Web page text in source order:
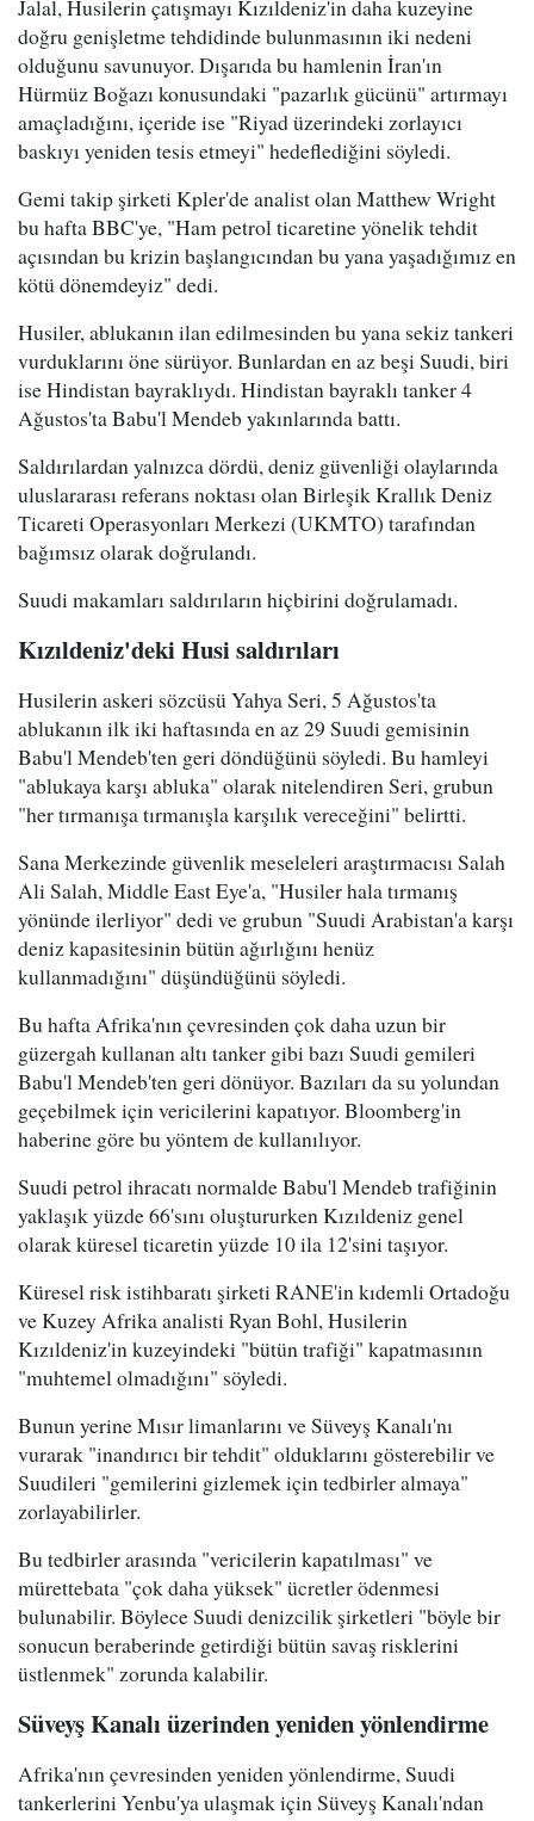
Jalal, Husilerin çatışmayı Kızıldeniz'in daha kuzeyine
doğru genişletme tehdidinde bulunmasının iki nedeni
olduğunu savunuyor. Dışarıda bu hamlenin İran'ın
Hürmüz Boğazı konusundaki "pazarlık gücünü" artırmayı
amaçladığını, içeride ise "Riyad üzerindeki zorlayıcı
baskıyı yeniden tesis etmeyi" hedeflediğini söyledi.
Gemi takip şirketi Kpler'de analist olan Matthew Wright
bu hafta BBC'ye, "Ham petrol ticaretine yönelik tehdit
açısından bu krizin başlangıcından bu yana yaşadığımız en
kötü dönemdeyiz" dedi.
Husiler, ablukanın ilan edilmesinden bu yana sekiz tankeri
vurduklarını öne sürüyor. Bunlardan en az beşi Suudi, biri
ise Hindistan bayraklıydı. Hindistan bayraklı tanker 4
Ağustos'ta Babu'l Mendeb yakınlarında battı.
Saldırılardan yalnızca dördü, deniz güvenliği olaylarında
uluslararası referans noktası olan Birleşik Krallık Deniz
Ticareti Operasyonları Merkezi (UKMTO) tarafından
bağımsız olarak doğrulandı.
Suudi makamları saldırıların hiçbirini doğrulamadı.
Kızıldeniz'deki Husi saldırıları
Husilerin askeri sözcüsü Yahya Seri, 5 Ağustos'ta
ablukanın ilk iki haftasında en az 29 Suudi gemisinin
Babu'l Mendeb'ten geri döndüğünü söyledi. Bu hamleyi
"ablukaya karşı abluka" olarak nitelendiren Seri, grubun
"her tırmanışa tırmanışla karşılık vereceğini" belirtti.
Sana Merkezinde güvenlik meseleleri araştırmacısı Salah
Ali Salah, Middle East Eye'a, "Husiler hala tırmanış
yönünde ilerliyor" dedi ve grubun "Suudi Arabistan'a karşı
deniz kapasitesinin bütün ağırlığını henüz
kullanmadığını" düşündüğünü söyledi.
Bu hafta Afrika'nın çevresinden çok daha uzun bir
güzergah kullanan altı tanker gibi bazı Suudi gemileri
Babu'l Mendeb'ten geri dönüyor. Bazıları da su yolundan
geçebilmek için vericilerini kapatıyor. Bloomberg'in
haberine göre bu yöntem de kullanılıyor.
Suudi petrol ihracatı normalde Babu'l Mendeb trafiğinin
yaklaşık yüzde 66'sını oluştururken Kızıldeniz genel
olarak küresel ticaretin yüzde 10 ila 12'sini taşıyor.
Küresel risk istihbaratı şirketi RANE'in kıdemli Ortadoğu
ve Kuzey Afrika analisti Ryan Bohl, Husilerin
Kızıldeniz'in kuzeyindeki "bütün trafiği" kapatmasının
"muhtemel olmadığını" söyledi.
Bunun yerine Mısır limanlarını ve Süveyş Kanalı'nı
vurarak "inandırıcı bir tehdit" olduklarını gösterebilir ve
Suudileri "gemilerini gizlemek için tedbirler almaya"
zorlayabilirler.
Bu tedbirler arasında "vericilerin kapatılması" ve
mürettebata "çok daha yüksek" ücretler ödenmesi
bulunabilir. Böylece Suudi denizcilik şirketleri "böyle bir
sonucun beraberinde getirdiği bütün savaş risklerini
üstlenmek" zorunda kalabilir.
Süveyş Kanalı üzerinden yeniden yönlendirme
Afrika'nın çevresinden yeniden yönlendirme, Suudi
tankerlerini Yenbu'ya ulaşmak için Süveyş Kanalı'ndan